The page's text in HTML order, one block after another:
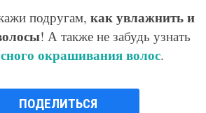
подругам, как увлажнить и
! А также не забудь узнать
окрашивания волос.
ПОДЕЛИТЬСЯ